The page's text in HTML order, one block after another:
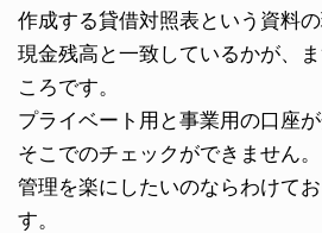
作成する貸借対照表という資料
現金残高と一致しているかが、
ころです。
プライベート用と事業用の口座が
そこでのチェックができません。
管理を楽にしたいのならわけて
す。